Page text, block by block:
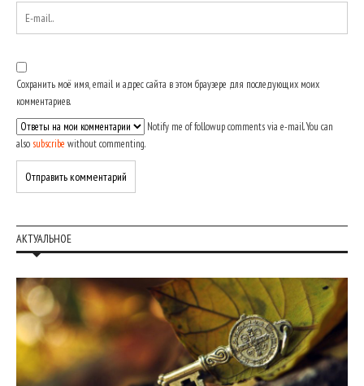
Сохранить моё имя, email и адрес сайта в этом браузере для последующих моих
комментариев.
Notify me of followup comments via e-mail. You can
also subscribe without commenting.
АКТУАЛЬНОЕ